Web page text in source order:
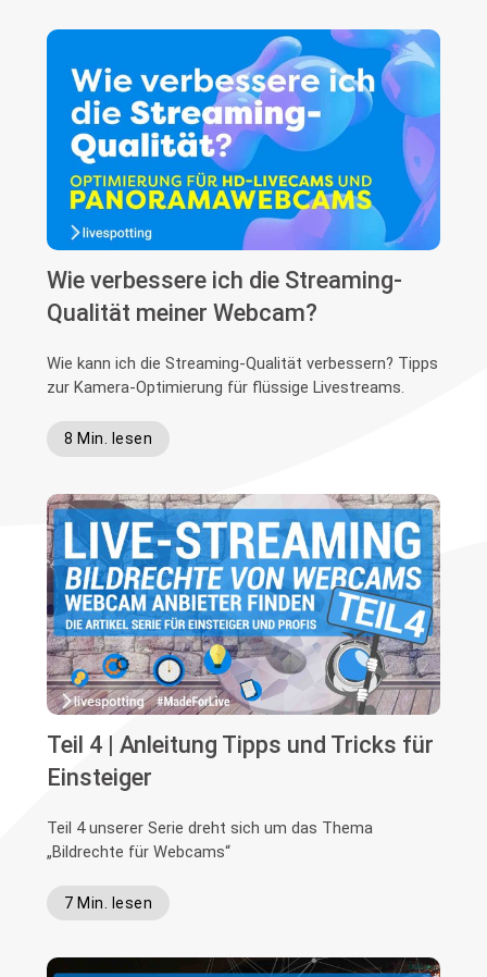
Wie verbessere ich die Streaming-
Qualität meiner Webcam?
Wie kann ich die Streaming-Qualität verbessern? Tipps
zur Kamera-Optimierung für flüssige Livestreams.
8 Min. lesen
Teil 4 | Anleitung Tipps und Tricks für
Einsteiger
Teil 4 unserer Serie dreht sich um das Thema
„Bildrechte für Webcams“
7 Min. lesen